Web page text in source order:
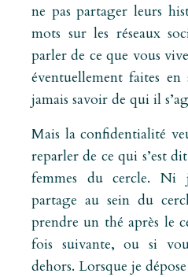
ne pas partager leurs
mots sur les réseaux
parler de ce que vous
éventuellement faites en
jamais savoir de qui il
Mais la confidentialité
reparler de ce qui s’est
femmes du cercle. Ni
partage au sein du
prendre un thé après le
fois suivante, ou si
dehors. Lorsque je